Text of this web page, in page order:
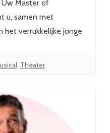
Uw Master of
u, samen met
het verrukkelijke jonge
, Theater